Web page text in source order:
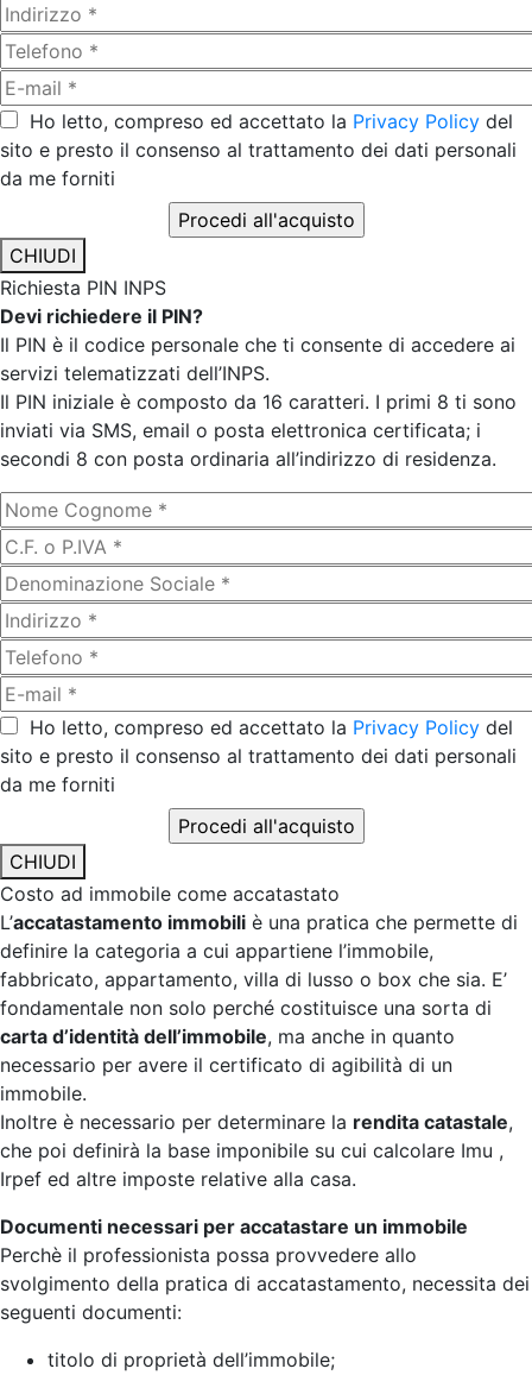
Ho letto, compreso ed accettato la Privacy Policy del
sito e presto il consenso al trattamento dei dati personali
da me forniti
CHIUDI
Richiesta PIN INPS
Devi richiedere il PIN?
Il PIN è il codice personale che ti consente di accedere ai
servizi telematizzati dell’INPS.
Il PIN iniziale è composto da 16 caratteri. I primi 8 ti sono
inviati via SMS, email o posta elettronica certificata; i
secondi 8 con posta ordinaria all’indirizzo di residenza.
Ho letto, compreso ed accettato la Privacy Policy del
sito e presto il consenso al trattamento dei dati personali
da me forniti
CHIUDI
Costo ad immobile come accatastato
L’accatastamento immobili è una pratica che permette di
definire la categoria a cui appartiene l’immobile,
fabbricato, appartamento, villa di lusso o box che sia. E’
fondamentale non solo perché costituisce una sorta di
carta d’identità dell’immobile, ma anche in quanto
necessario per avere il certificato di agibilità di un
immobile.
Inoltre è necessario per determinare la rendita catastale,
che poi definirà la base imponibile su cui calcolare Imu ,
Irpef ed altre imposte relative alla casa.
Documenti necessari per accatastare un immobile
Perchè il professionista possa provvedere allo
svolgimento della pratica di accatastamento, necessita dei
seguenti documenti:
titolo di proprietà dell’immobile;